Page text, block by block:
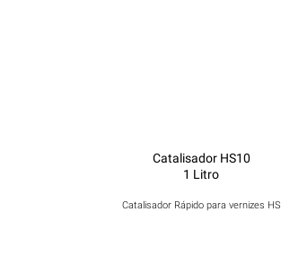
Catalisador HS10
1 Litro
Catalisador Rápido para vernizes HS